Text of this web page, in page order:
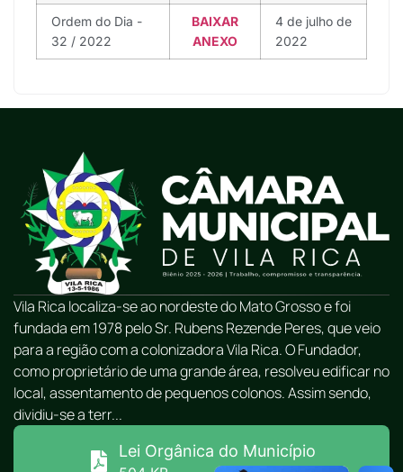
Ordem do Dia -
32 / 2022
BAIXAR
ANEXO
4 de julho de
2022
Vila Rica localiza-se ao nordeste do Mato Grosso e foi
fundada em 1978 pelo Sr. Rubens Rezende Peres, que veio
para a região com a colonizadora Vila Rica. O Fundador,
como proprietário de uma grande área, resolveu edificar no
local, assentamento de pequenos colonos. Assim sendo,
dividiu-se a terr...
Lei Orgânica do Município